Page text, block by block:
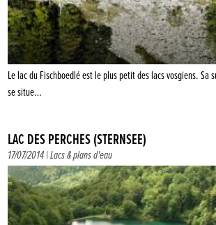
Le lac du Fischboedlé est le plus petit des lacs vosgiens. Sa
se situe…
LAC DES PERCHES (STERNSEE)
17/07/2014 |Lacs & plans d'eau